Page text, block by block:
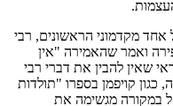
אחד מקדמוני הראשונים, רבי
ואמר שהאמירה "אין
שאין להבין את דברי רבי
קויפמן בספרו "תולדות
במקורה מגשימה את